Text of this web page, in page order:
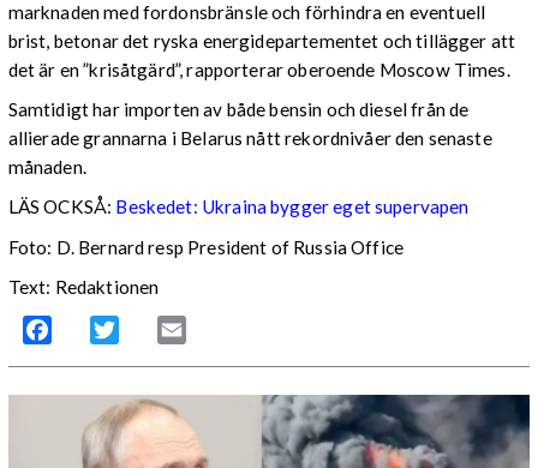
marknaden med fordonsbränsle och förhindra en eventuell
brist, betonar det ryska energidepartementet och tillägger att
det är en ”krisåtgärd”, rapporterar oberoende Moscow Times.
Samtidigt har importen av både bensin och diesel från de
allierade grannarna i Belarus nått rekordnivåer den senaste
månaden.
LÄS OCKSÅ: Beskedet: Ukraina bygger eget supervapen
Foto: D. Bernard resp President of Russia Office
Text: Redaktionen
Facebook Twitter